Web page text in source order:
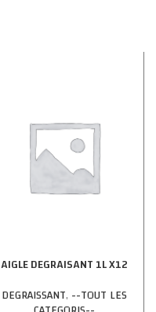
AIGLE DEGRAISANT 1L X12
DEGRAISSANT, --TOUT LES